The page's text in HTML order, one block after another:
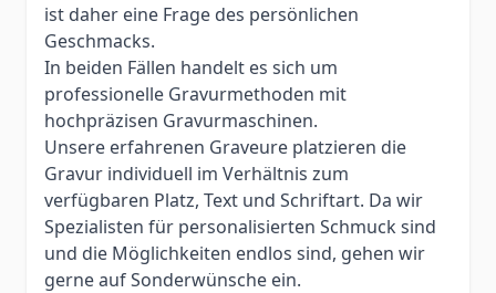
ist daher eine Frage des persönlichen
Geschmacks.
In beiden Fällen handelt es sich um
professionelle Gravurmethoden mit
hochpräzisen Gravurmaschinen.
Unsere erfahrenen Graveure platzieren die
Gravur individuell im Verhältnis zum
verfügbaren Platz, Text und Schriftart. Da wir
Spezialisten für personalisierten Schmuck sind
und die Möglichkeiten endlos sind, gehen wir
gerne auf Sonderwünsche ein.